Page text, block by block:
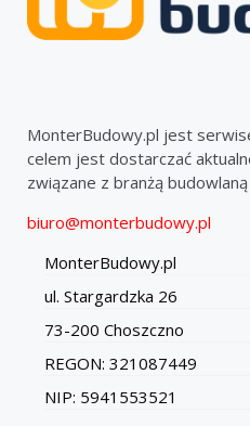
MonterBudowy.pl jest
celem jest dostarczać
związane z branżą
biuro@monterbudowy.pl
MonterBudowy.pl
ul. Stargardzka 26
73-200 Choszczno
REGON: 321087449
NIP: 5941553521